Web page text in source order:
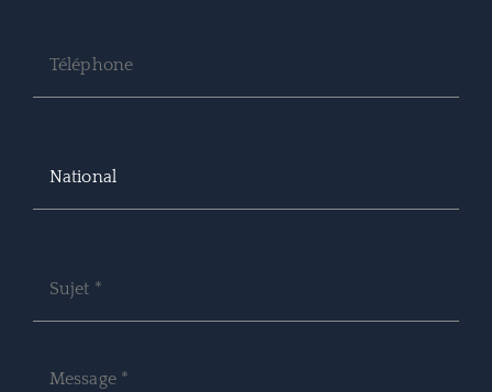
National